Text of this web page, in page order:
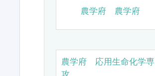
農学府 農学府
農学府 応用生命化学専